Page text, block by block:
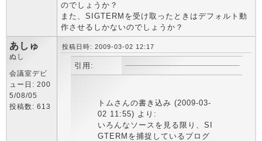
のでしょうか？
また、SIGTERMを受け取ったときはデフォルト動
作させるしかないのでしょうか？
あしゅ
ぬし
会議室デビ
ュー日: 200
5/08/05
投稿数: 613
投稿日時: 2009-03-02 12:17
引用:
トムさんの書き込み (2009-03-
02 11:55) より:
いろんなソースを見る限り、SI
GTERMを捕捉しているプログ